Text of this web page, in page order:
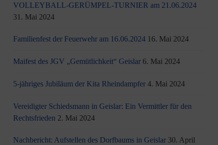
VOLLEYBALL-GERÜMPEL-TURNIER am 21.06.2024
31. Mai 2024
Familienfest der Feuerwehr am 16.06.2024 16. Mai 2024
Maifest des JGV „Gemütlichkeit“ Geislar 6. Mai 2024
5-jähriges Jubiläum der Kita Rheindampfer 4. Mai 2024
Vereidigter Schiedsmann in Geislar: Ein Vermittler für den
Rechtsfrieden 2. Mai 2024
Nachbericht: Aufstellen des Dorfbaums in Geislar 30. April